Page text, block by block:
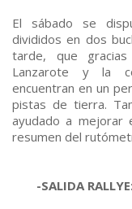
El sábado se
divididos en dos
tarde, que
Lanzarote y la
encuentran en un
pistas de tierra.
ayudado a mejorar
resumen del
-SALIDA